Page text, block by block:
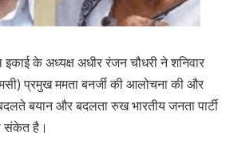
के अध्यक्ष अधीर रंजन चौधरी ने शनिवार
प्रमुख ममता बनर्जी की आलोचना की और
बयान और बदलता रुख भारतीय जनता पार्टी
संकेत है।